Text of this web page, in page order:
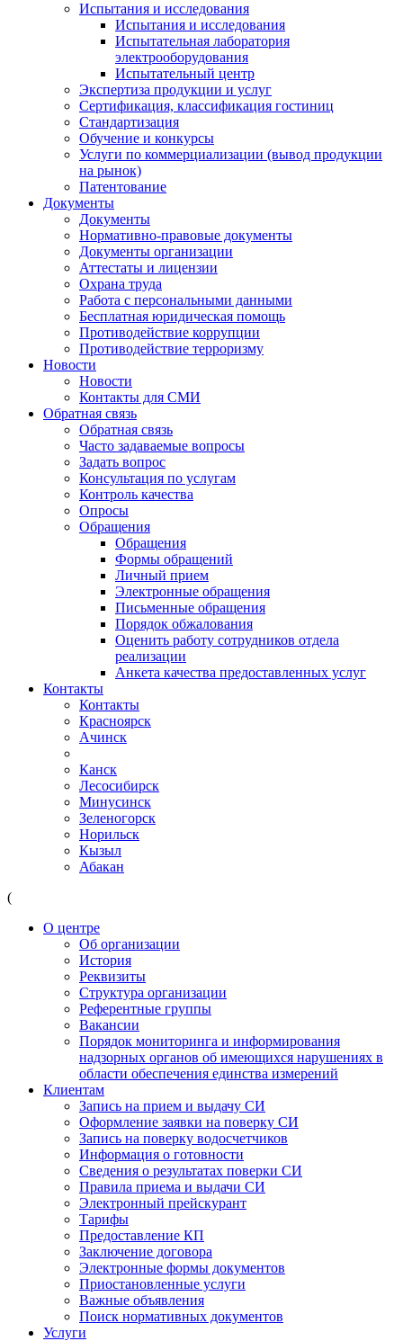
Испытания и исследования
Испытания и исследования
Испытательная лаборатория
электрооборудования
Испытательный центр
Экспертиза продукции и услуг
Сертификация, классификация гостиниц
Стандартизация
Обучение и конкурсы
Услуги по коммерциализации (вывод продукции
на рынок)
Патентование
Документы
Документы
Нормативно-правовые документы
Документы организации
Аттестаты и лицензии
Охрана труда
Работа с персональными данными
Бесплатная юридическая помощь
Противодействие коррупции
Противодействие терроризму
Новости
Новости
Контакты для СМИ
Обратная связь
Обратная связь
Часто задаваемые вопросы
Задать вопрос
Консультация по услугам
Контроль качества
Опросы
Обращения
Обращения
Формы обращений
Личный прием
Электронные обращения
Письменные обращения
Порядок обжалования
Оценить работу сотрудников отдела
реализации
Анкета качества предоставленных услуг
Контакты
Контакты
Красноярск
Ачинск
Канск
Лесосибирск
Минусинск
Зеленогорск
Норильск
Кызыл
Абакан
(
О центре
Об организации
История
Реквизиты
Структура организации
Референтные группы
Вакансии
Порядок мониторинга и информирования
надзорных органов об имеющихся нарушениях в
области обеспечения единства измерений
Клиентам
Запись на прием и выдачу СИ
Оформление заявки на поверку СИ
Запись на поверку водосчетчиков
Информация о готовности
Сведения о результатах поверки СИ
Правила приема и выдачи СИ
Электронный прейскурант
Тарифы
Предоставление КП
Заключение договора
Электронные формы документов
Приостановленные услуги
Важные объявления
Поиск нормативных документов
Услуги